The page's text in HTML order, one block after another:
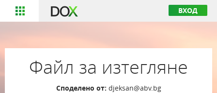
ВХОД
Файл за изтегляне
Споделено от: djeksan@abv.bg